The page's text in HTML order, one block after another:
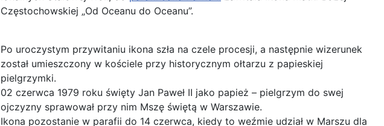
Częstochowskiej „Od Oceanu do Oceanu”.
Po uroczystym przywitaniu ikona szła na czele procesji, a następnie wizerunek
został umieszczony w kościele przy historycznym ołtarzu z papieskiej
pielgrzymki.
02 czerwca 1979 roku święty Jan Paweł II jako papież – pielgrzym do swej
ojczyzny sprawował przy nim Mszę świętą w Warszawie.
Ikona pozostanie w parafii do 14 czerwca, kiedy to weźmie udział w Marszu dla